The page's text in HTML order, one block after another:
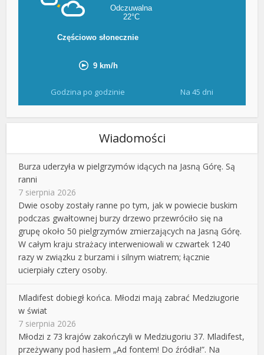
Godzina po godzinie Na 45 dni
Wiadomości
Burza uderzyła w pielgrzymów idących na Jasną Górę. Są
ranni
7 sierpnia 2026
Dwie osoby zostały ranne po tym, jak w powiecie buskim
podczas gwałtownej burzy drzewo przewróciło się na
grupę około 50 pielgrzymów zmierzających na Jasną Górę.
W całym kraju strażacy interweniowali w czwartek 1240
razy w związku z burzami i silnym wiatrem; łącznie
ucierpiały cztery osoby.
Mladifest dobiegł końca. Młodzi mają zabrać Medziugorie
w świat
7 sierpnia 2026
Młodzi z 73 krajów zakończyli w Medziugoriu 37. Mladifest,
przeżywany pod hasłem „Ad fontem! Do źródła!”. Na